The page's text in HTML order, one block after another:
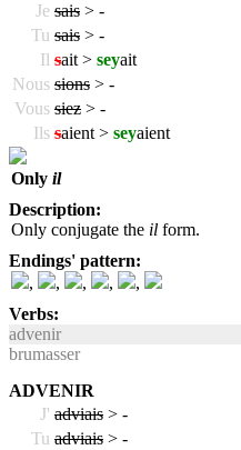
Je sais > -
Tu sais > -
Il sait > seyait
Nous sions > -
Vous siez > -
Ils saient > seyaient
Only il
Description:
Only conjugate the il form.
Endings' pattern:
,
, , ,
,
Verbs:
advenir
brumasser
ADVENIR
J' adviais > -
Tu adviais > -